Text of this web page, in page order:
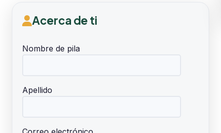
Acerca de ti
Nombre de pila
Apellido